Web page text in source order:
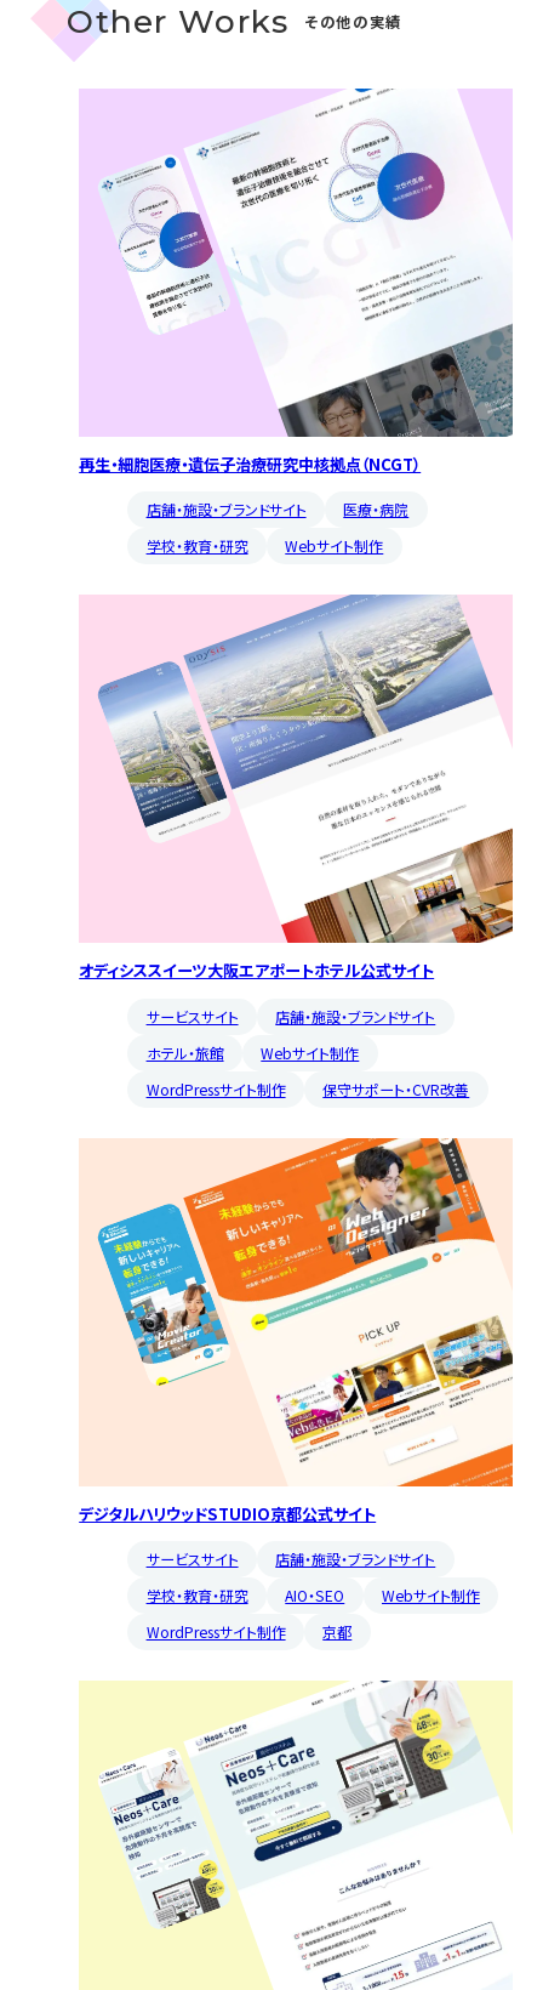
Other Works その他の実績
再生・細胞医療・遺伝子治療研究中核拠点（NCGT）
店舗・施設・ブランドサイト
医療・病院
学校・教育・研究
Webサイト制作
オディシススイーツ大阪エアポートホテル公式サイト
サービスサイト
店舗・施設・ブランドサイト
ホテル・旅館
Webサイト制作
WordPressサイト制作
保守サポート・CVR改善
デジタルハリウッドSTUDIO京都公式サイト
サービスサイト
店舗・施設・ブランドサイト
学校・教育・研究
AIO・SEO
Webサイト制作
WordPressサイト制作
京都